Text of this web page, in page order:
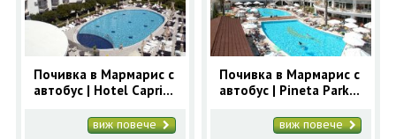
Почивка в Мармарис с
автобус | Hotel Caprice
записвания Мармарис
виж повече
Почивка в Мармарис с
автобус | Pineta Park
записвания Мармарис
виж повече